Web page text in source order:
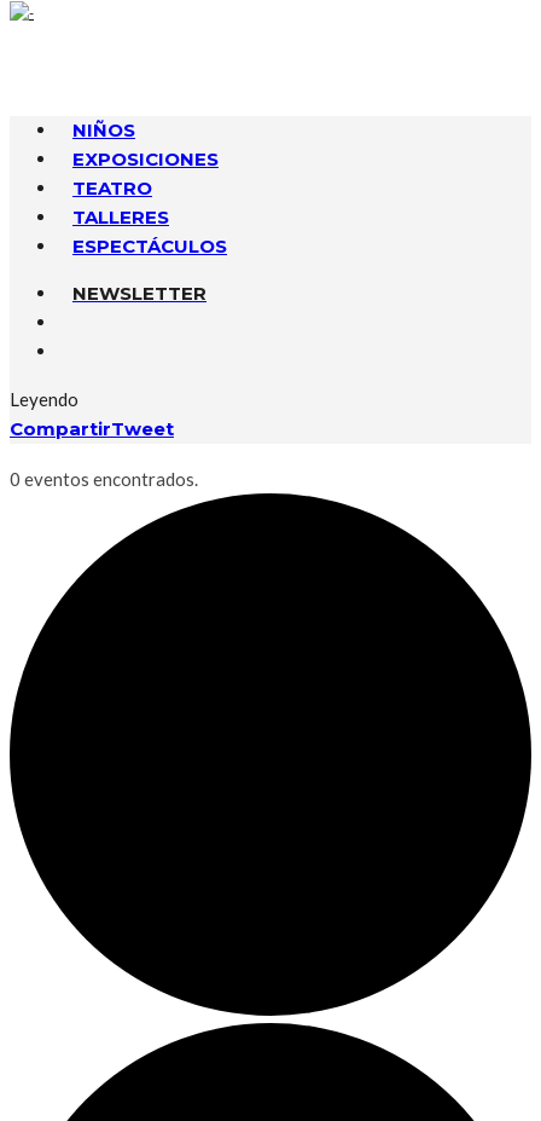
NIÑOS
EXPOSICIONES
TEATRO
TALLERES
ESPECTÁCULOS
NEWSLETTER
Leyendo
CompartirTweet
0 eventos encontrados.